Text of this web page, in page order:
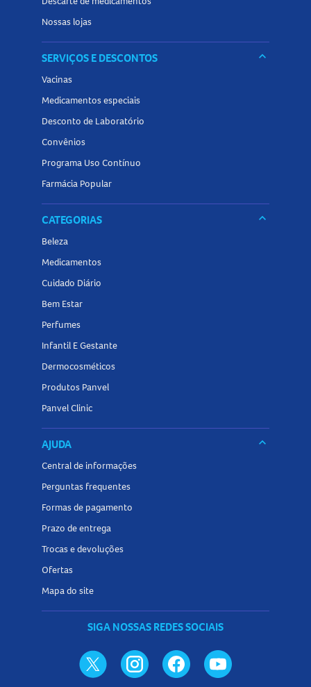
Nossas lojas
SERVIÇOS E DESCONTOS keyboard_arrow_down
Vacinas
Medicamentos especiais
Desconto de Laboratório
Convênios
Programa Uso Contínuo
Farmácia Popular
CATEGORIAS keyboard_arrow_down
Beleza
Medicamentos
Cuidado Diário
Bem Estar
Perfumes
Infantil E Gestante
Dermocosméticos
Produtos Panvel
Panvel Clinic
AJUDA keyboard_arrow_down
Central de informações
Perguntas frequentes
Formas de pagamento
Prazo de entrega
Trocas e devoluções
Ofertas
Mapa do site
SIGA NOSSAS REDES SOCIAIS